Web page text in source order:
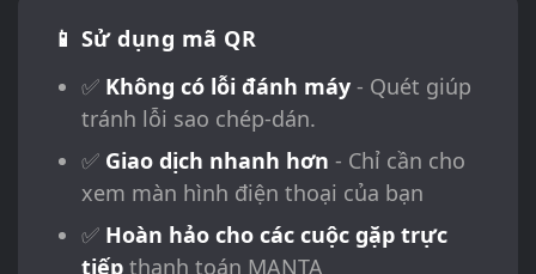
📱 Sử dụng mã QR
✅ Không có lỗi đánh máy- Quét giúp
tránh lỗi sao chép-dán.
✅ Giao dịch nhanh hơn - Chỉ cần cho
xem màn hình điện thoại của bạn
✅ Hoàn hảo cho các cuộc gặp trực
tiếpthanh toán MANTA